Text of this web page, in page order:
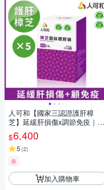
人可和【國家三認證護肝樟
芝】延緩肝損傷x調節免疫｜多
醣體x總三萜市售樟芝雙冠王｜
永豐集團
$6,400
5 (2)
券
加入購物車